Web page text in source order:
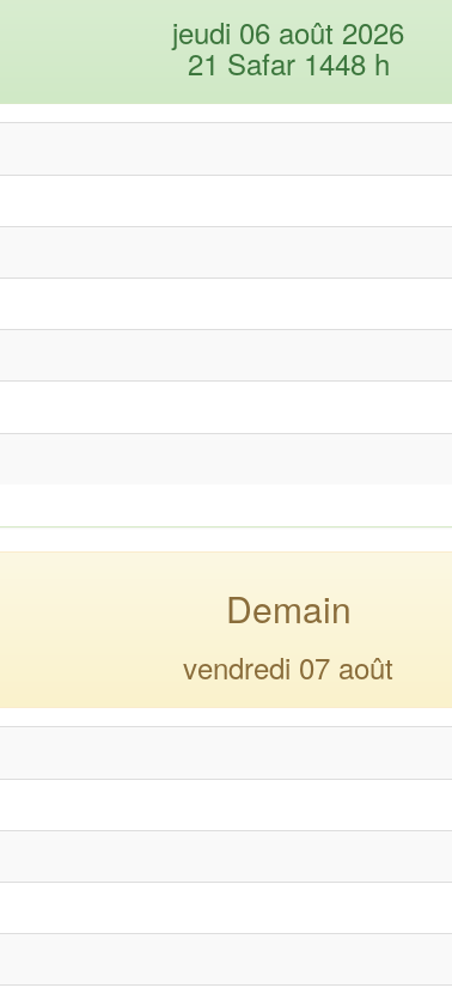
jeudi 06 août 2026
21 Safar 1448 h
Demain
vendredi 07 août